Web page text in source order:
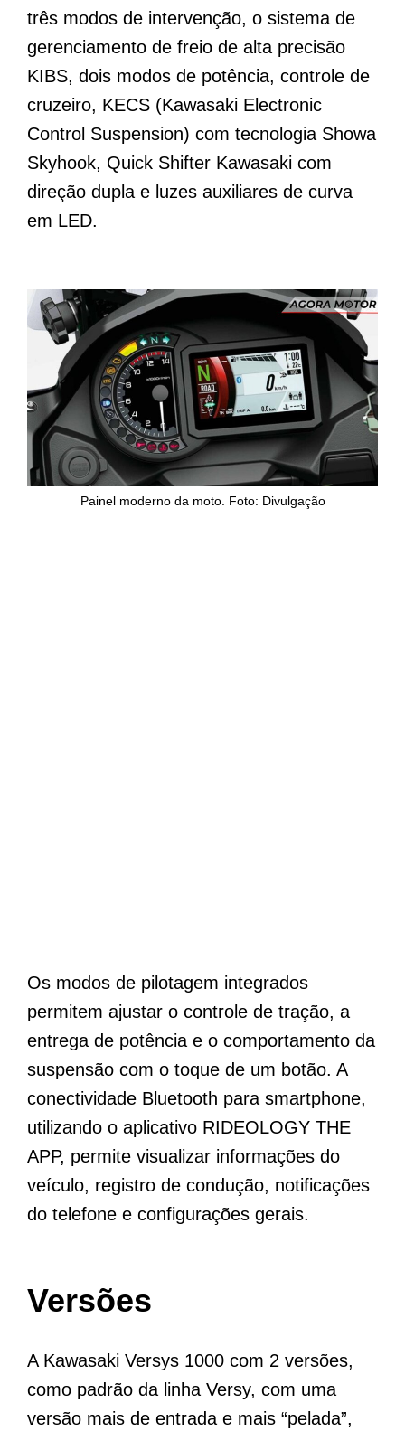
três modos de intervenção, o sistema de
gerenciamento de freio de alta precisão
KIBS, dois modos de potência, controle de
cruzeiro, KECS (Kawasaki Electronic
Control Suspension) com tecnologia Showa
Skyhook, Quick Shifter Kawasaki com
direção dupla e luzes auxiliares de curva
em LED.
Painel moderno da moto. Foto: Divulgação
Os modos de pilotagem integrados
permitem ajustar o controle de tração, a
entrega de potência e o comportamento da
suspensão com o toque de um botão. A
conectividade Bluetooth para smartphone,
utilizando o aplicativo RIDEOLOGY THE
APP, permite visualizar informações do
veículo, registro de condução, notificações
do telefone e configurações gerais.
Versões
A Kawasaki Versys 1000 com 2 versões,
como padrão da linha Versy, com uma
versão mais de entrada e mais “pelada”,